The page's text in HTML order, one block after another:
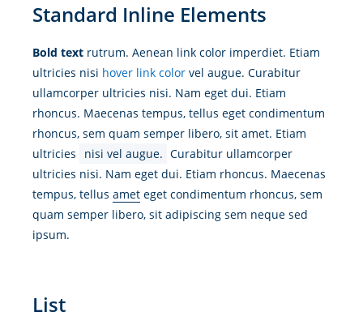
Standard Inline Elements
Bold text rutrum. Aenean link color imperdiet. Etiam
ultricies nisi hover link color vel augue. Curabitur
ullamcorper ultricies nisi. Nam eget dui. Etiam
rhoncus. Maecenas tempus, tellus eget condimentum
rhoncus, sem quam semper libero, sit amet. Etiam
ultricies
nisi vel augue. Curabitur ullamcorper
ultricies nisi. Nam eget dui. Etiam rhoncus. Maecenas
tempus, tellus amet eget condimentum rhoncus, sem
quam semper libero, sit adipiscing sem neque sed
ipsum.
List